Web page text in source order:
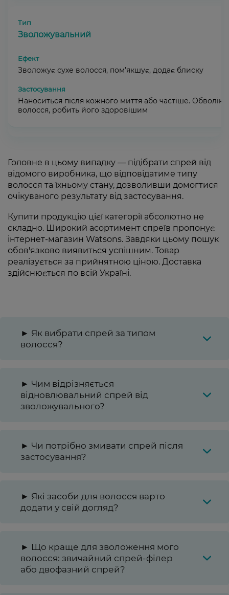
Зволожувальний
Зволожує сухе волосся, пом’якшує, додає блиску
Наноситься після кожного миття або частіше.
волосся, робить його здоровішим
Головне в цьому випадку — підібрати спрей від
відомого виробника, що відповідатиме типу
волосся та їхньому стану, дозволивши домогтися
очікуваного результату від застосування.
Купити продукцію цієї категорії абсолютно не
складно. Широкий асортимент спреїв пропонує
інтернет-магазин Watsons. Завдяки цьому пошук
обов'язково виявиться успішним. Товар
реалізується за прийнятною ціною. Доставка
здійснюється по всій Україні.
► Як вибрати спрей за типом
волосся?
► Чим відрізняється
відновлювальний спрей від
зволожувального?
► Чи потрібно змивати спрей після
застосування?
► Які засоби для волосся варто
додати у свій догляд?
► Що краще для зволоження мого
волосся: звичайний спрей-філер
або двофазний спрей?